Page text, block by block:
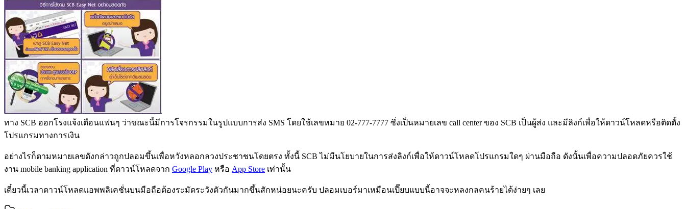
ทาง SCB ออกโรงแจ้งเตือนแฟนๆ ว่าขณะนี้มีการโจรกรรมในรูปแบบการส่ง SMS โดยใช้เลขหมาย 02-777-7777 ซึ่งเป็นหมายเลข call center ของ SCB เป็นผู้ส่ง และมีลิงก์เพื่อให้ดาวน์โหลดหรือติดตั้ง
โปรแกรมทางการเงิน
อย่างไรก็ตามหมายเลขดังกล่าวถูกปลอมขึ้นเพื่อหวังหลอกลวงประชาชนโดยตรง ทั้งนี้ SCB ไม่มีนโยบายในการส่งลิงก์เพื่อให้ดาวน์โหลดโปรแกรมใดๆ ผ่านมือถือ ดังนั้นเพื่อความปลอดภัยควรใช้
งาน mobile banking application ที่ดาวน์โหลดจาก Google Play หรือ App Store เท่านั้น
เดี๋ยวนี้เวลาดาวน์โหลดแอพพลิเคชั่นบนมือถือต้องระมัดระวังตัวกันมากขึ้นสักหน่อยนะครับ ปลอมเบอร์มาเหมือนเปี๊ยบแบบนี้อาจจะหลงกลคนร้ายได้ง่ายๆ เลย